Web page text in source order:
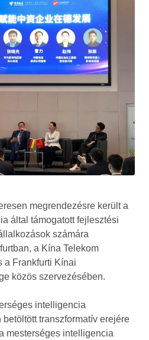
megrendezésre került a
által támogatott fejlesztési
számára
a Kína Telekom
a Frankfurti Kínai
közös szervezésében.
intelligencia
transzformatív erejére
mesterséges intelligencia